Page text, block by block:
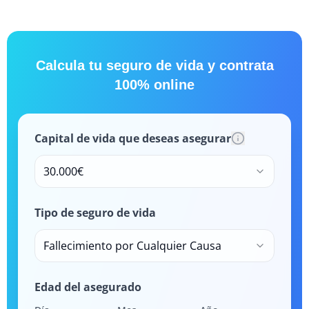
Calcula tu seguro de vida y contrata
100% online
Capital de vida que deseas asegurar
30.000€
Tipo de seguro de vida
Fallecimiento por Cualquier Causa
Edad del asegurado